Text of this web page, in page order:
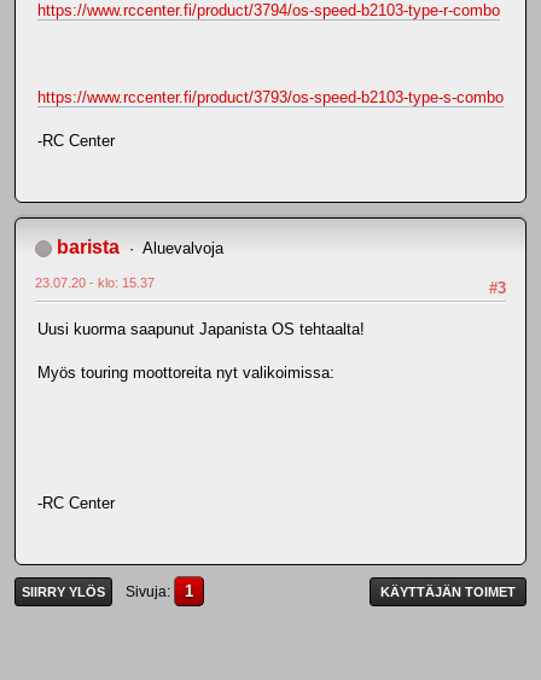
https://www.rccenter.fi/product/3794/os-speed-b2103-type-r-combo
https://www.rccenter.fi/product/3793/os-speed-b2103-type-s-combo
-RC Center
barista Aluevalvoja
#3
23.07.20 - klo: 15.37
Uusi kuorma saapunut Japanista OS tehtaalta!
Myös touring moottoreita nyt valikoimissa:
-RC Center
SIIRRY YLÖS Sivuja 1 KÄYTTÄJÄN TOIMET